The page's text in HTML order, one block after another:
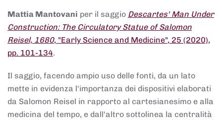
Mattia Mantovani per il saggio Descartes' Man Under
Construction: The Circulatory Statue of Salomon
Reisel, 1680, "Early Science and Medicine", 25 (2020),
pp. 101-134.
Il saggio, facendo ampio uso delle fonti, da un lato
mette in evidenza l'importanza dei dispositivi elaborati
da Salomon Reisel in rapporto al cartesianesimo e alla
medicina del tempo, e dall'altro sottolinea la centralità